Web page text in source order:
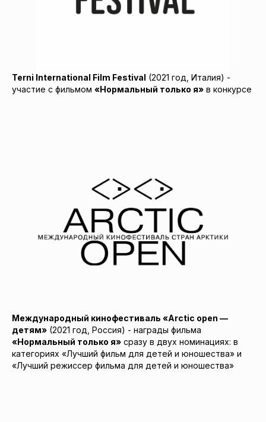
Terni International Film Festival (2021 год, Италия) -
участие с фильмом «Нормальный только я» в конкурсе
Международный кинофестиваль «Arctic open —
детям» (2021 год, Россия) - награды фильма
«Нормальный только я» сразу в двух номинациях: в
категориях «Лучший фильм для детей и юношества» и
«Лучший режиссер фильма для детей и юношества»